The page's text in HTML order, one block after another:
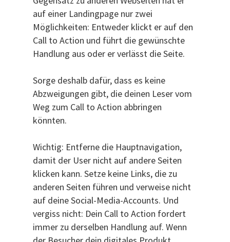
auf einer Landingpage nur zwei
Möglichkeiten: Entweder klickt er auf den
Call to Action und führt die gewünschte
Handlung aus oder er verlässt die Seite.
Sorge deshalb dafür, dass es keine
Abzweigungen gibt, die deinen Leser vom
Weg zum Call to Action abbringen
könnten.
Wichtig: Entferne die Hauptnavigation,
damit der User nicht auf andere Seiten
klicken kann. Setze keine Links, die zu
anderen Seiten führen und verweise nicht
auf deine Social-Media-Accounts. Und
vergiss nicht: Dein Call to Action fordert
immer zu derselben Handlung auf. Wenn